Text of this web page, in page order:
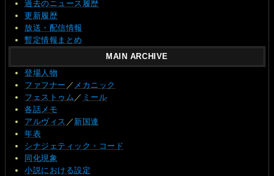
過去のニュース履歴
更新履歴
放送・配信情報
暫定情報まとめ
MAIN ARCHIVE
登場人物
ファフナー ／ メカニック
フェストゥム ／ ミール
各話メモ
アルヴィス ／ 新国連
年表
シナジェティック・コード
同化現象
小説における設定